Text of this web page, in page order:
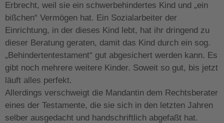
Erbrecht, weil sie ein schwerbehindertes Kind und „ein
bißchen“ Vermögen hat. Ein Sozialarbeiter der
Einrichtung, in der dieses Kind lebt, hat ihr dringend zu
dieser Beratung geraten, damit das Kind durch ein sog.
„Behindertentestament“ gut abgesichert werden kann. Es
gibt noch mehrere weitere Kinder. Soweit so gut, bis jetzt
läuft alles perfekt.
Allerdings verschweigt die Mandantin dem Rechtsberater
eines der Testamente, die sie sich in den letzten Jahren
selber ausgedacht und handschriftlich abgefaßt hat.